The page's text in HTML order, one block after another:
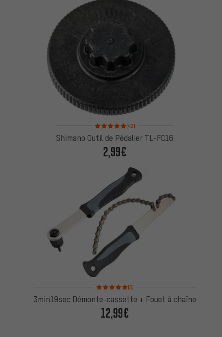
Note moyenne : 5 sur 5 d'après 42 avis
(42)
Shimano Outil de Pédalier TL-FC16
2,99€
Note moyenne : 5 sur 5 d'après 5 avis
(5)
3min19sec Démonte-cassette + Fouet à chaîne
12,99€